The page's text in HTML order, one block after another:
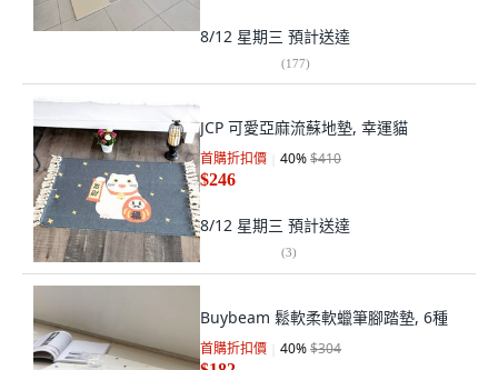
8/12 星期三 預計送達
(177)
JCP 可愛亞麻流蘇地墊, 幸運貓
首購折扣價 40%$410
$246
8/12 星期三 預計送達
(3)
Buybeam 鬆軟柔軟蠟筆腳踏墊, 6種
首購折扣價 40%$304